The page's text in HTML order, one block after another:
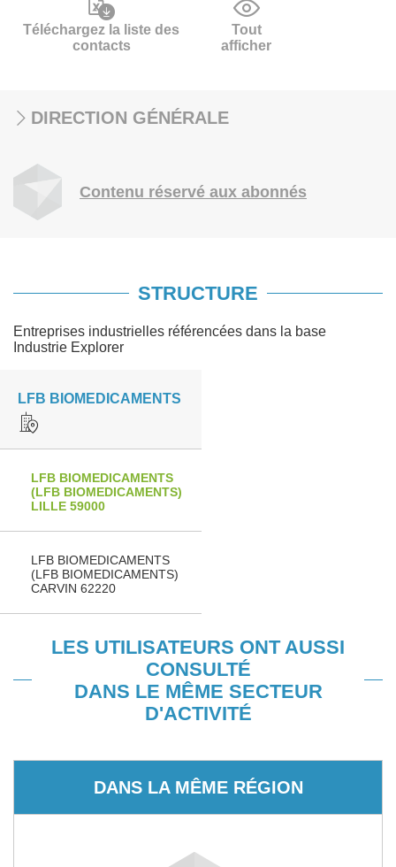
Téléchargez la liste des
contacts
Tout
afficher
DIRECTION GÉNÉRALE
Contenu réservé aux abonnés
STRUCTURE
Entreprises industrielles référencées dans la base
Industrie Explorer
LFB BIOMEDICAMENTS
LFB BIOMEDICAMENTS
(LFB BIOMEDICAMENTS)
LILLE 59000
LFB BIOMEDICAMENTS
(LFB BIOMEDICAMENTS)
CARVIN 62220
LES UTILISATEURS ONT AUSSI
CONSULTÉ
DANS LE MÊME SECTEUR
D'ACTIVITÉ
DANS LA MÊME RÉGION